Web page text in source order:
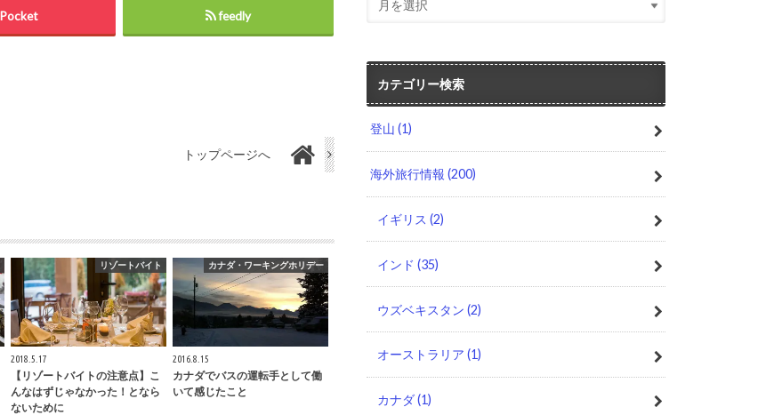
Pocket feedly
トップページへ
リゾートバイト
2018.5.17
【リゾートバイトの注意点】こ
んなはずじゃなかった！となら
ないために
カナダ・ワーキングホリデー
2016.8.15
カナダでバスの運転手として働
いて感じたこと
カテゴリー検索
登山(1)
海外旅行情報(200)
イギリス (2)
インド (35)
ウズベキスタン (2)
オーストラリア (1)
カナダ(1)